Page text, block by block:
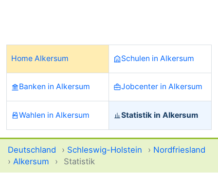
Home Alkersum Schulen in Alkersum
Banken in Alkersum Jobcenter in Alkersum
Wahlen in Alkersum Statistik in Alkersum
Deutschland › Schleswig-Holstein › Nordfriesland
› Alkersum › Statistik